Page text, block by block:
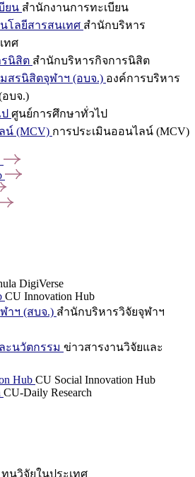
ยน สำนักงานการทะเบียน
โลยีสารสนเทศ สำนักบริหาร
ทศ
นิสิต สำนักบริหารกิจการนิสิต
สรนิสิตจุฬาฯ (อบจ.) องค์การบริหาร
บจ.)
ศูนย์การศึกษาทั่วไป
น์ (MCV) การประเมินออนไลน์ (MCV)
DigiVerse
CU Innovation Hub
าฯ (สบจ.) สำนักบริหารวิจัยจุฬาฯ
ะนวัตกรรม ข่าวสารงานวิจัยและ
Hub CU Social Innovation Hub
CU-Daily Research
ทุนวิจัยในประเทศ